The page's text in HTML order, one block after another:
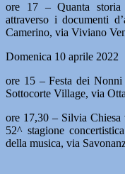
ore 17 – Quanta
attraverso i documenti
Camerino, via Viviano
Domenica 10 aprile 2022
ore 15 – Festa dei
Sottocorte Village, via
ore 17,30 – Silvia
52^ stagione
della musica, via